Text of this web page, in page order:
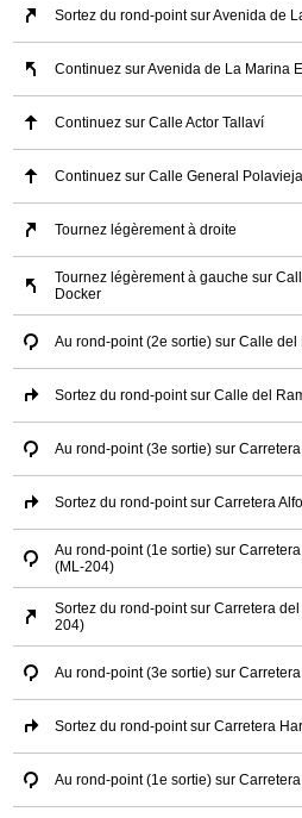
Sortez du rond-point sur Avenida de
Continuez sur Avenida de La Marina
Continuez sur Calle Actor Tallaví
Continuez sur Calle General Polavieja
Tournez légèrement à droite
Tournez légèrement à gauche sur
Docker
Au rond-point (2e sortie) sur Calle
Sortez du rond-point sur Calle del
Au rond-point (3e sortie) sur Carretera
Sortez du rond-point sur Carretera
Au rond-point (1e sortie) sur
(ML-204)
Sortez du rond-point sur Carretera
204)
Au rond-point (3e sortie) sur
Sortez du rond-point sur Carretera
Au rond-point (1e sortie) sur